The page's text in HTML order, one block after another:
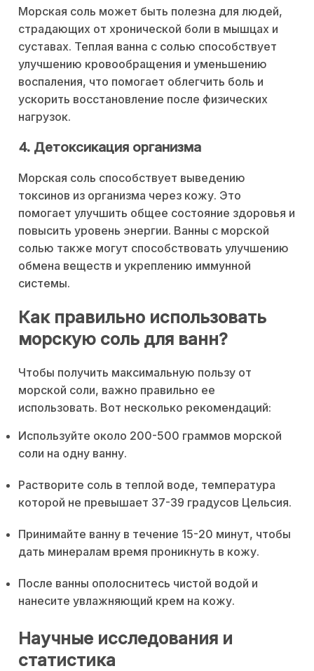
Морская соль может быть полезна для людей,
страдающих от хронической боли в мышцах и
суставах. Теплая ванна с солью способствует
улучшению кровообращения и уменьшению
воспаления, что помогает облегчить боль и
ускорить восстановление после физических
нагрузок.
4. Детоксикация организма
Морская соль способствует выведению
токсинов из организма через кожу. Это
помогает улучшить общее состояние здоровья и
повысить уровень энергии. Ванны с морской
солью также могут способствовать улучшению
обмена веществ и укреплению иммунной
системы.
Как правильно использовать
морскую соль для ванн?
Чтобы получить максимальную пользу от
морской соли, важно правильно ее
использовать. Вот несколько рекомендаций:
Используйте около 200-500 граммов морской
соли на одну ванну.
Растворите соль в теплой воде, температура
которой не превышает 37-39 градусов Цельсия.
Принимайте ванну в течение 15-20 минут, чтобы
дать минералам время проникнуть в кожу.
После ванны ополоснитесь чистой водой и
нанесите увлажняющий крем на кожу.
Научные исследования и
статистика